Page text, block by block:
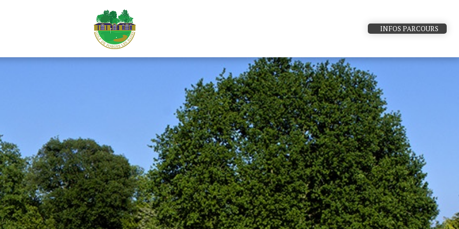
INFOS PARCOURS